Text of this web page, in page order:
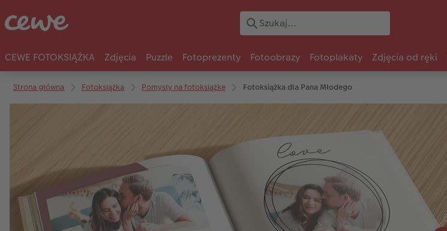
CEWE FOTOKSIĄŻKA Zdjęcia Puzzle Fotoprezenty Fotoobrazy Fotoplakaty Zdjęcia od ręki
Strona główna Fotoksiążka Pomysły na fotoksiążkę Fotoksiążka dla Pana Młodego